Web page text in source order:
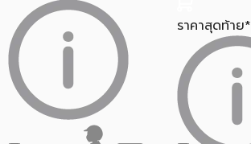
ราคาสุดท้าย*